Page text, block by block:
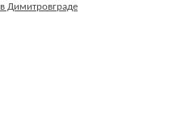
в Димитровграде